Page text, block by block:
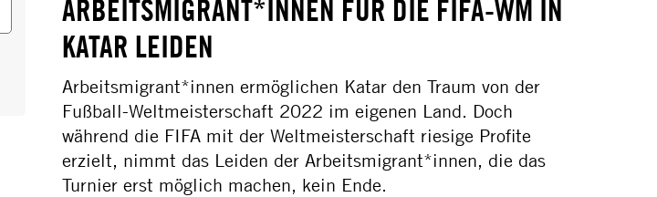
ARBEITSMIGRANT*INNEN FÜR DIE FIFA-WM IN
KATAR LEIDEN
Arbeitsmigrant*innen ermöglichen Katar den Traum von der
Fußball-Weltmeisterschaft 2022 im eigenen Land. Doch
während die FIFA mit der Weltmeisterschaft riesige Profite
erzielt, nimmt das Leiden der Arbeitsmigrant*innen, die das
Turnier erst möglich machen, kein Ende.